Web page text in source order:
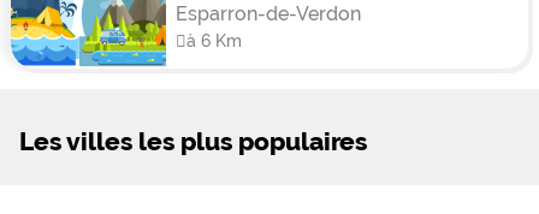
Esparron-de-Verdon
à 6 Km
Les villes les plus populaires